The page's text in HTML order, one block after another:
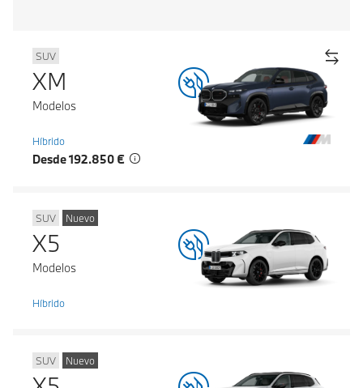
SUV
XM
Modelos
Híbrido
Desde 192.850 €
SUV Nuevo
X5
Modelos
Híbrido
SUV Nuevo